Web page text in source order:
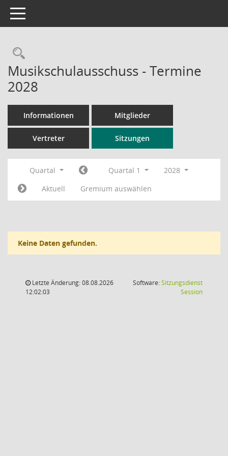
Toggle navigation
Rechercheauswahl
Musikschulausschuss - Termine
2028
Informationen Mitglieder
Vertreter Sitzungen
Quartal Quartal 1
2028
Aktuell
Gremium auswählen
Keine Daten gefunden.
Letzte Änderung: 08.08.2026
12:02:03
Software:Sitzungsdienst
Session(Wird in